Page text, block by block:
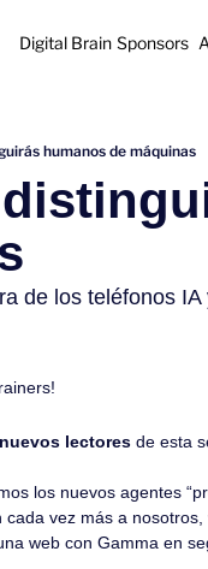
Digital Brain Sponsors
humanos de máquinas
de los teléfonos
lectores de esta
los nuevos agentes
vez más a
web con Gamma en